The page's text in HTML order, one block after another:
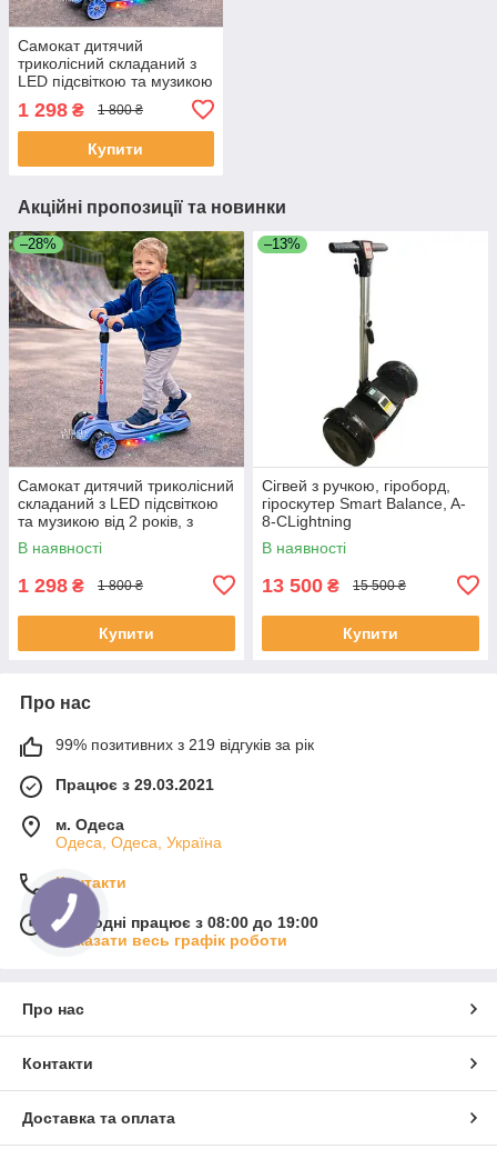
Самокат дитячий
триколісний складаний з
LED підсвіткою та музикою
телескопічною ручкою
Блакитний, DSAM-6288-1-
1 298 ₴ 1 800 ₴
Купити
Акційні пропозиції та новинки
–28%
Самокат дитячий триколісний
складаний з LED підсвіткою
та музикою від 2 років, з
телескопічною ручкою
Блакитний, DSAM-6288-1-
В наявності
1 298 ₴ 1 800 ₴
Купити
–13%
Сігвей з ручкою, гіроборд,
гіроскутер Smart Balance, A-
8-CLightning
В наявності
13 500 ₴ 15 500 ₴
Купити
Про нас
99% позитивних з 219 відгуків за рік
Працює з 29.03.2021
м. Одеса
Одеса, Одеса, Україна
Контакти
Сьогодні працює з 08:00 до 19:00
Показати весь графік роботи
Про нас
Контакти
Доставка та оплата